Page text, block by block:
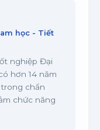
học - Tiết
nghiệp Đại
hơn 14 năm
chẩn
chức năng